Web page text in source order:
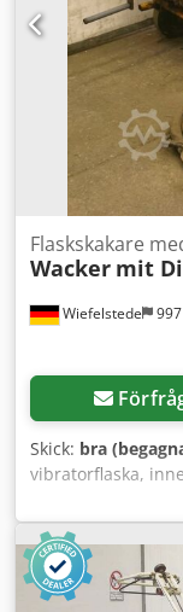
Wiefelstede
Flaskskakare
Wacker mit
Skick: bra
vibratorflaska,
Chsdpfeb A Ri
Vibratorflaskor: 2
1x vibratorflaska
- Mått: 1550/800/